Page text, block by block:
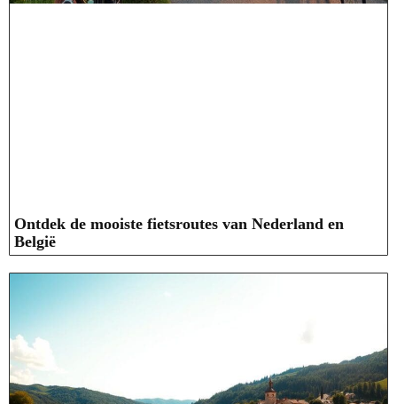
Ontdek de mooiste fietsroutes van Nederland en
België